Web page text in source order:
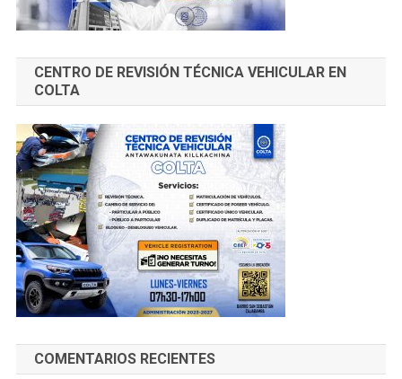
CENTRO DE REVISIÓN TÉCNICA VEHICULAR EN
COLTA
COMENTARIOS RECIENTES